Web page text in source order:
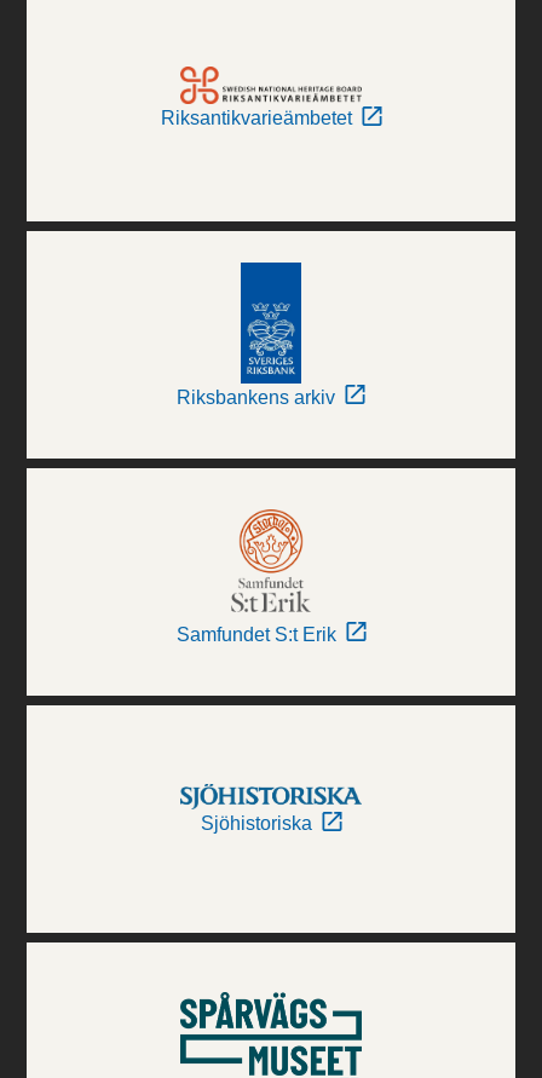
Riksantikvarieämbetet
Riksbankens arkiv
Samfundet S:t Erik
Sjöhistoriska